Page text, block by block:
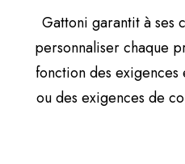
Gattoni garantit à ses
personnaliser chaque
fonction des exigences
ou des exigences de